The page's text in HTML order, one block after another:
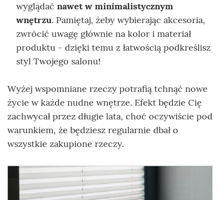
wyglądać nawet w minimalistycznym
wnętrzu. Pamiętaj, żeby wybierając akcesoria,
zwrócić uwagę głównie na kolor i materiał
produktu - dzięki temu z łatwością podkreślisz
styl Twojego salonu!
Wyżej wspomniane rzeczy potrafią tchnąć nowe
życie w każde nudne wnętrze. Efekt będzie Cię
zachwycał przez długie lata, choć oczywiście pod
warunkiem, że będziesz regularnie dbał o
wszystkie zakupione rzeczy.